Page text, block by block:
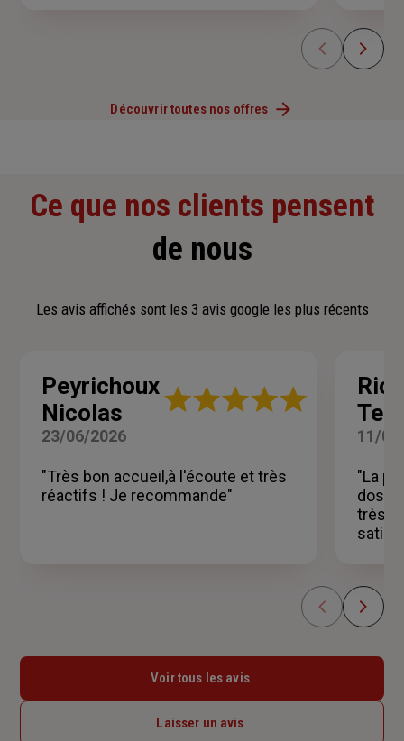
Découvrir toutes nos offres
Ce que nos clients pensent
de nous
Les avis affichés sont les 3 avis google les plus récents
Peyrichoux
Nicolas
Note
étoiles
23/06/2026
"Très bon accueil,à l'écoute et très
réactifs ! Je recommande"
11/
"La
très
Voir tous les avis
Laisser un avis